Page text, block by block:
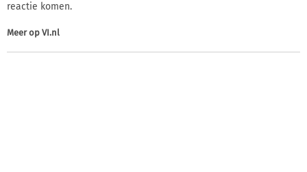
reactie komen.
Meer op VI.nl